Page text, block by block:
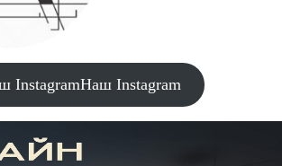
InstagramНаш Instagram